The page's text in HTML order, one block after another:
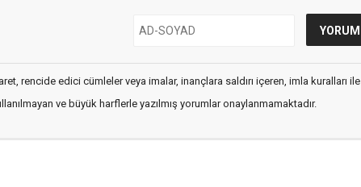
rencide edici cümleler veya imalar, inançlara saldırı içeren, imla kuralları ile
ve büyük harflerle yazılmış yorumlar onaylanmamaktadır.